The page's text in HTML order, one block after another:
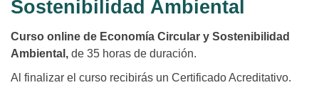
Sostenibilidad Ambiental
Curso online de Economía Circular y Sostenibilidad
Ambiental, de 35 horas de duración.
Al finalizar el curso recibirás un Certificado Acreditativo.